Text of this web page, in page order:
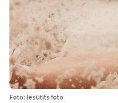
Foto: Iesūtīts foto